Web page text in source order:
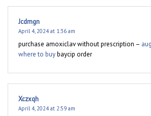
Jcdmgn
April 4, 2024 at 1:36 am
purchase amoxiclav without prescription –
where to buybaycip order
Xczxqh
April 4, 2024 at 2:59 am